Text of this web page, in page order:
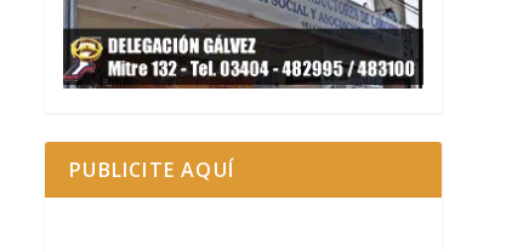
PUBLICITE AQUÍ